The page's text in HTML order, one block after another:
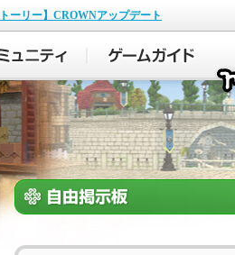
トーリー】CROWNアップデート